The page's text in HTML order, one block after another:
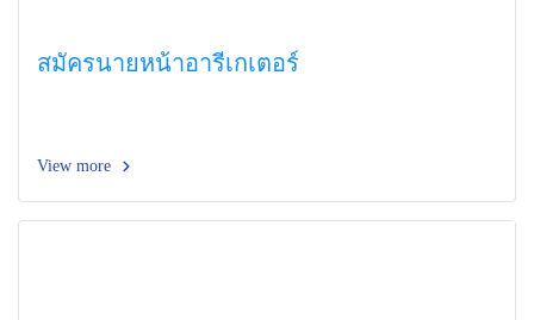
สมัครนายหน้าอารีเกเตอร์
View more